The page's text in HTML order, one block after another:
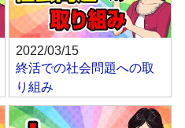
2022/03/15
終活での社会問題への取
り組み